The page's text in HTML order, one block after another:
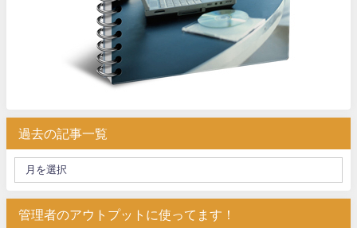
過去の記事一覧
管理者のアウトプットに使ってます！